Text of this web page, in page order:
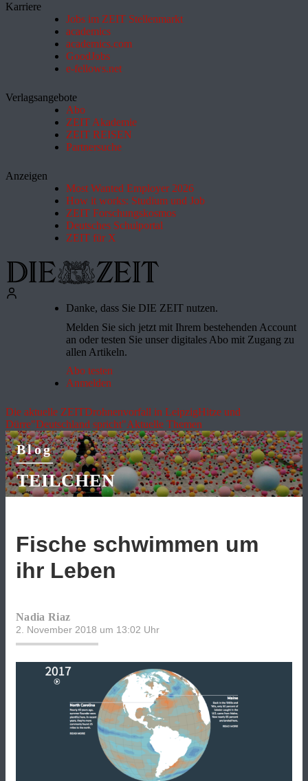
Karriere
Jobs im ZEIT Stellenmarkt
academics
academics.com
GoodJobs
e-fellows.net
Verlagsangebote
Abo
ZEIT Akademie
ZEIT REISEN
Partnersuche
Anzeigen
Most Wanted Employer 2026
How it works: Studium und Job
ZEIT Forschungskosmos
Deutsches Schulportal
ZEIT für X
Danke, dass Sie DIE ZEIT nutzen.
Melden Sie sich jetzt mit Ihrem bestehenden Account
an oder testen Sie unser digitales Abo mit Zugang zu
allen Artikeln.
Abo testen
Anmelden
Die aktuelle ZEITDrohnenvorfall in LeipzigHitze und
Dürre"Deutschland spricht"Aktuelle Themen
Blog
TEILCHEN
Fische schwimmen um
ihr Leben
Nadia Riaz
2. November 2018 um 13:02 Uhr